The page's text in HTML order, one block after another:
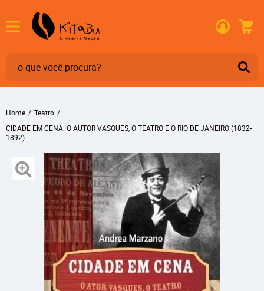
Home
Teatro
CIDADE EM CENA: O AUTOR VASQUES, O TEATRO E O RIO DE JANEIRO (1832-
1892)